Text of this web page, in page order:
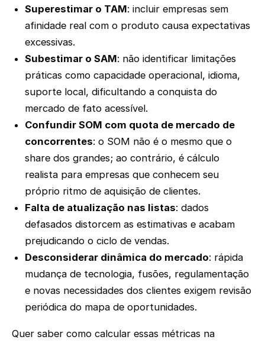
Superestimar o TAM: incluir empresas sem
afinidade real com o produto causa expectativas
excessivas.
Subestimar o SAM: não identificar limitações
práticas como capacidade operacional, idioma,
suporte local, dificultando a conquista do
mercado de fato acessível.
Confundir SOM com quota de mercado de
concorrentes: o SOM não é o mesmo que o
share dos grandes; ao contrário, é cálculo
realista para empresas que conhecem seu
próprio ritmo de aquisição de clientes.
Falta de atualização nas listas: dados
defasados distorcem as estimativas e acabam
prejudicando o ciclo de vendas.
Desconsiderar dinâmica do mercado: rápida
mudança de tecnologia, fusões, regulamentação
e novas necessidades dos clientes exigem revisão
periódica do mapa de oportunidades.
Quer saber como calcular essas métricas na